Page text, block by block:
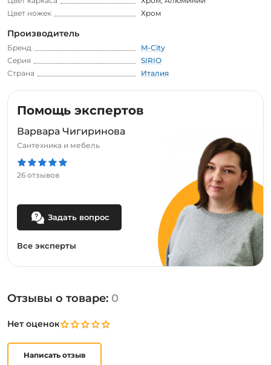
Помощь экспертов
Варвара Чигиринова
Сантехника и мебель
26 отзывов
Задать вопрос
Все эксперты
Цвет ножек
Хром
Производитель
Бренд
M-City
Серия
SIRIO
Страна
Италия
Отзывы о товаре: 0
Нет оценок
Написать отзыв